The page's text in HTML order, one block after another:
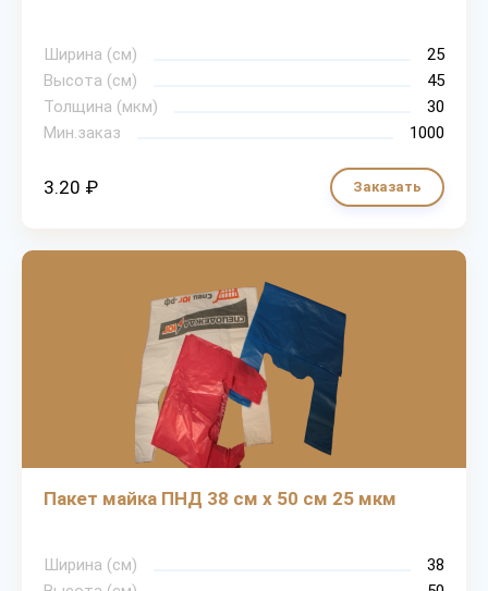
Ширина (см)
25
Высота (см)
45
Толщина (мкм)
30
Мин.заказ
1000
3.20 ₽ Заказать
Пакет майка ПНД 38 см х 50 см 25 мкм
Ширина (cм)
38